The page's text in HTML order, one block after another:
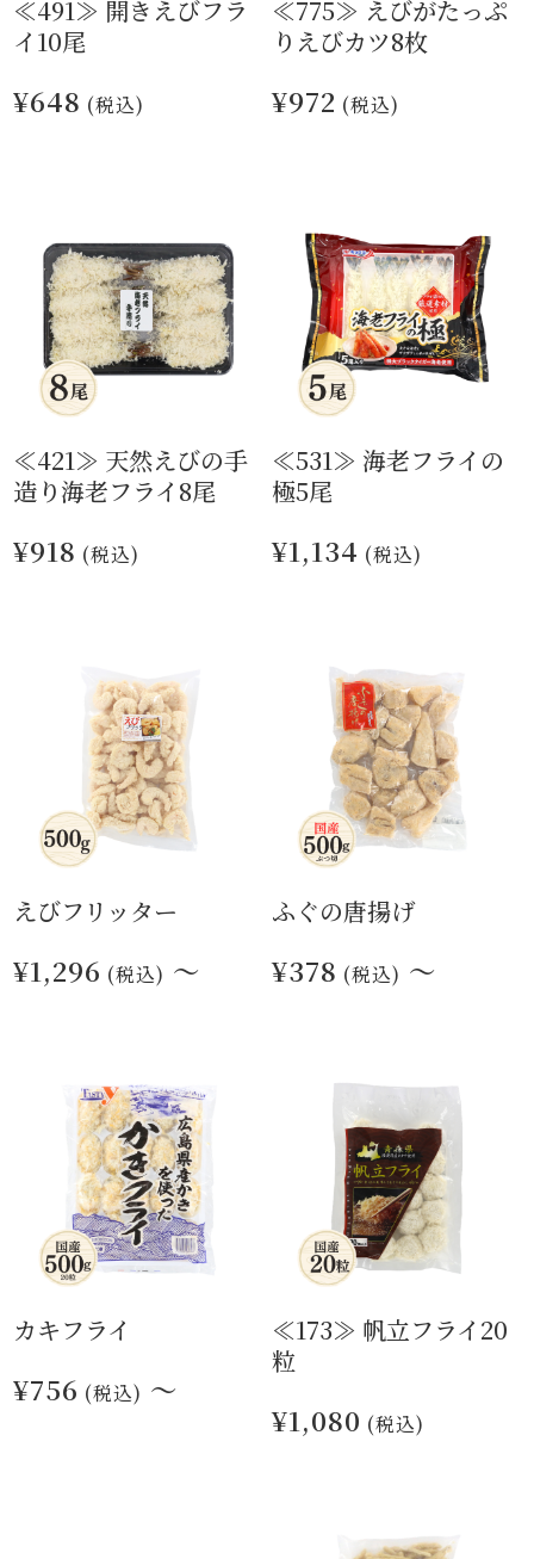
≪491≫ 開きえびフラ
イ10尾
¥648 (税込)
≪775≫ えびがたっぷ
りえびカツ8枚
¥972 (税込)
≪421≫ 天然えびの手
造り海老フライ8尾
¥918 (税込)
≪531≫ 海老フライの
極5尾
¥1,134 (税込)
えびフリッター
¥1,296 (税込) ～
ふぐの唐揚げ
¥378 (税込) ～
カキフライ
¥756 (税込) ～
≪173≫ 帆立フライ20
粒
¥1,080 (税込)